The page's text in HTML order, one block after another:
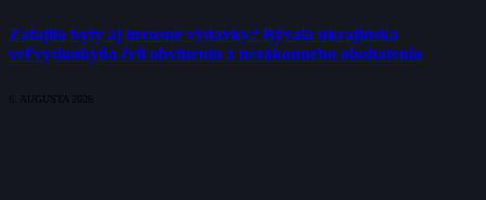
Zatajila byty aj luxusné výdavky? Bývalá ukrajinská
veľvyslankyňa čelí obvineniu z nezákonného obohatenia
6. AUGUSTA 2026